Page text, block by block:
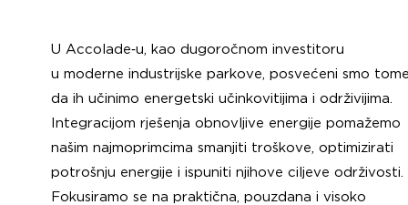
U Accolade‑u, kao dugoročnom investitoru
u moderne industrijske parkove, posvećeni smo
da ih učinimo energetski učinkovitijima i održivijima.
Integracijom rješenja obnovljive energije pomažemo
našim najmoprimcima smanjiti troškove, optimizirati
potrošnju energije i ispuniti njihove ciljeve održivosti.
Fokusiramo se na praktična, pouzdana i visoko